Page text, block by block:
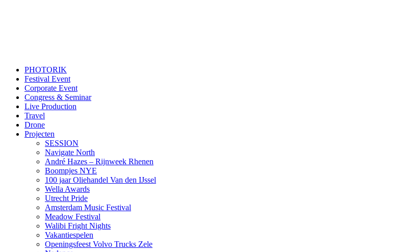
PHOTORIK
Festival Event
Corporate Event
Congress & Seminar
Live Production
Travel
Drone
Projecten
SESSION
Navigate North
André Hazes – Rijnweek Rhenen
Boompjes NYE
100 jaar Oliehandel Van den IJssel
Wella Awards
Utrecht Pride
Amsterdam Music Festival
Meadow Festival
Walibi Fright Nights
Vakantiespelen
Openingsfeest Volvo Trucks Zele